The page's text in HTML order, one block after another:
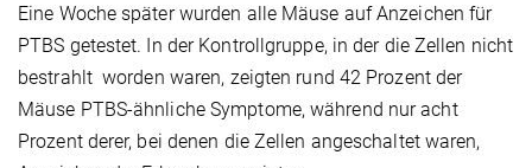
Eine Woche später wurden alle Mäuse auf Anzeichen für
PTBS getestet. In der Kontrollgruppe, in der die Zellen nicht
bestrahlt worden waren, zeigten rund 42 Prozent der
Mäuse PTBS-ähnliche Symptome, während nur acht
Prozent derer, bei denen die Zellen angeschaltet waren,